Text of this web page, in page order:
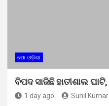
ମୋ ଓଡ଼ିଶା
ବିପଦ ସାଜିଛି ହାତୀଶାଲ
1 day ago Sunil